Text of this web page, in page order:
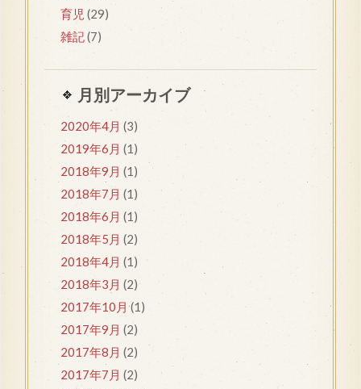
育児 (29)
雑記(7)
月別アーカイブ
2020年4月 (3)
2019年6月 (1)
2018年9月 (1)
2018年7月 (1)
2018年6月 (1)
2018年5月 (2)
2018年4月 (1)
2018年3月 (2)
2017年10月 (1)
2017年9月 (2)
2017年8月 (2)
2017年7月 (2)